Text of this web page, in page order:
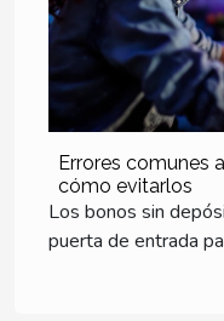
Errores comunes
cómo evitarlos
Los bonos sin
puerta de entrada